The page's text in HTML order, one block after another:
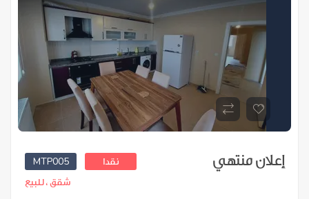
MTP005 نقدا إعلان منتهي
شقق ،للبيع